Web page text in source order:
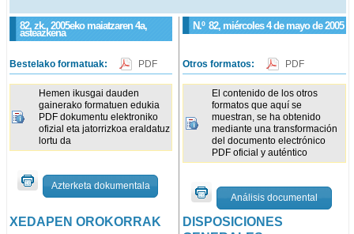
82. zk., 2005eko maiatzaren 4a,
asteazkena
N.º 82, miércoles 4 de mayo de 2005
Bestelako formatuak: PDF
Hemen ikusgai dauden
gainerako formatuen edukia
PDF dokumentu elektroniko
ofizial eta jatorrizkoa eraldatuz
lortu da
Azterketa dokumentala
Otros formatos: PDF
El contenido de los otros
formatos que aquí se
muestran, se ha obtenido
mediante una transformación
del documento electrónico
PDF oficial y auténtico
Análisis documental
XEDAPEN OROKORRAK
DISPOSICIONES